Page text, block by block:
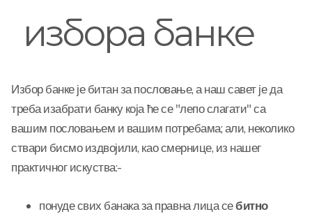
избора банке
Избор банке је битан за пословање, а наш савет је да
треба изабрати банку која ће се "лепо слагати" са
вашим пословањем и вашим потребама; али, неколико
ствари бисмо издвојили, као смернице, из нашег
практичног искуства:-
понуде свих банака за правна лица себитно